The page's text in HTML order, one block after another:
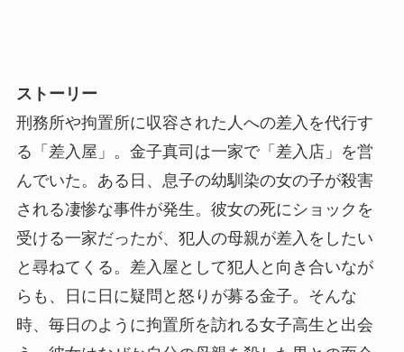
ストーリー
刑務所や拘置所に収容された人への差入を代行す
る「差入屋」。金子真司は一家で「差入店」を営
んでいた。ある日、息子の幼馴染の女の子が殺害
される凄惨な事件が発生。彼女の死にショックを
受ける一家だったが、犯人の母親が差入をしたい
と尋ねてくる。差入屋として犯人と向き合いなが
らも、日に日に疑問と怒りが募る金子。そんな
時、毎日のように拘置所を訪れる女子高生と出会